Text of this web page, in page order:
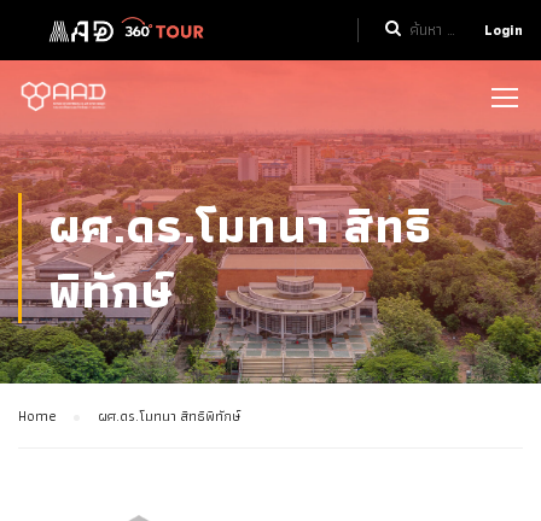
Login
ผศ.ดร.โมทนา สิทธิ
พิทักษ์
Home ผศ.ดร.โมทนา สิทธิพิทักษ์